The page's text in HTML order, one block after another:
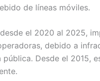
de líneas móviles.
el 2020 al 2025,
debido a
pública. Desde el 2015,